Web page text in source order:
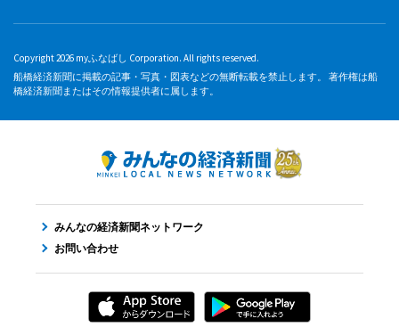
Copyright 2026 myふなばし Corporation. All rights reserved.
船橋経済新聞に掲載の記事・写真・図表などの無断転載を禁止します。 著作権は船
橋経済新聞またはその情報提供者に属します。
みんなの経済新聞ネットワーク
お問い合わせ